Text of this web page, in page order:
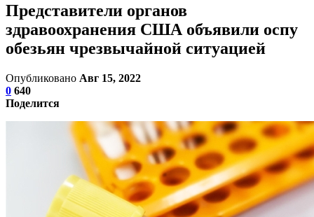
Представители органов
здравоохранения США объявили оспу
обезьян чрезвычайной ситуацией
Опубликовано Авг 15, 2022
0 640
Поделится